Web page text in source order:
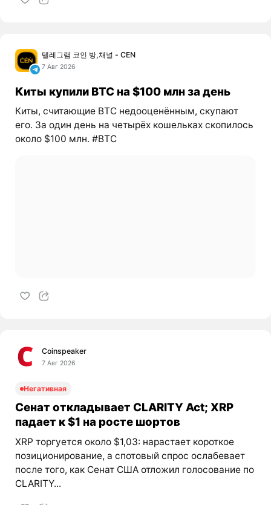
텔레그램 코인 방,채널 - CEN
7 Авг 2026
Киты купили BTC на $100 млн за день
Киты, считающие BTC недооценённым, скупают
его. За один день на четырёх кошельках скопилось
около $100 млн. #BTC
Coinspeaker
7 Авг 2026
Негативная
Сенат откладывает CLARITY Act; XRP
падает к $1 на росте шортов
XRP торгуется около $1,03: нарастает короткое
позиционирование, а спотовый спрос ослабевает
после того, как Сенат США отложил голосование по
CLARITY...